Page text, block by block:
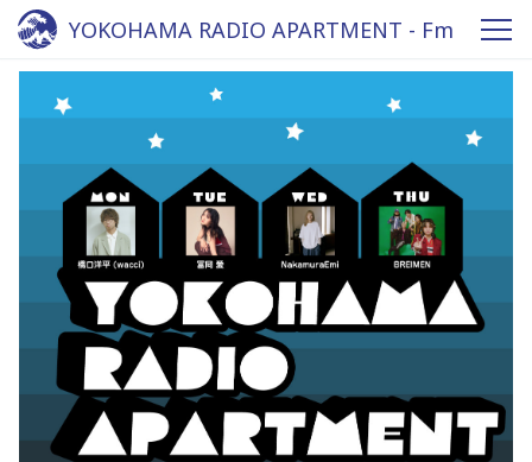
YOKOHAMA RADIO APARTMENT - Fm
yokohama 84.7